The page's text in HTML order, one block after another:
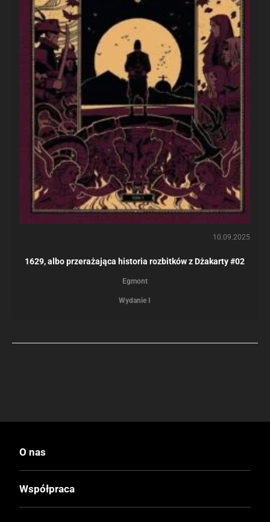
10.09.2025
1629, albo przerażająca historia rozbitków z Dżakarty #02
Egmont
Wydanie I
O nas
Współpraca